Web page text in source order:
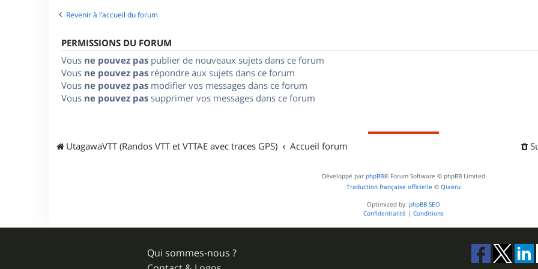
e
Revenir à l’accueil du forum
PERMISSIONS DU FORUM
Vous ne pouvez pas publier de nouveaux sujets dans ce forum
Vous ne pouvez pas répondre aux sujets dans ce forum
Vous ne pouvez pas modifier vos messages dans ce forum
Vous ne pouvez pas supprimer vos messages dans ce forum
UtagawaVTT (Randos VTT et VTTAE avec traces GPS) Accueil forum
Développé par phpBB® Forum Software © phpBB Limited
Traduction française officielle © Qiaeru
Optimized by: phpBB SEO
Confidentialité | Conditions
Qui sommes-nous ?